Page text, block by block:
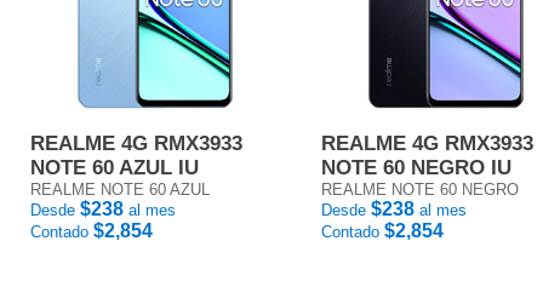
REALME 4G RMX3933
NOTE 60 AZUL IU
REALME NOTE 60 AZUL
Desde $238 al mes
Contado $2,854
REALME 4G RMX3933
NOTE 60 NEGRO IU
REALME NOTE 60 NEGRO
Desde $238 al mes
Contado $2,854